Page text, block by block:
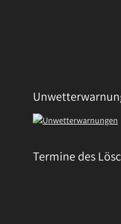
Termine des